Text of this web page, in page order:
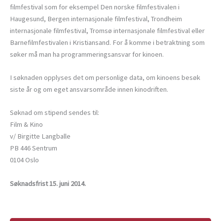
filmfestival som for eksempel Den norske filmfestivalen i
Haugesund, Bergen internasjonale filmfestival, Trondheim
internasjonale filmfestival, Tromsø internasjonale filmfestival eller
Barnefilmfestivalen i Kristiansand. For å komme i betraktning som
søker må man ha programmeringsansvar for kinoen.
I søknaden opplyses det om personlige data, om kinoens besøk
siste år og om eget ansvarsområde innen kinodriften.
Søknad om stipend sendes til:
Film & Kino
v/ Birgitte Langballe
PB 446 Sentrum
0104 Oslo
Søknadsfrist 15. juni 2014.